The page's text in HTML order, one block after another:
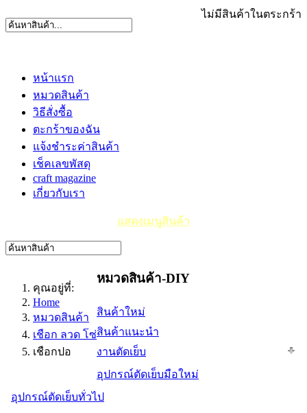
ไม่มีสินค้าในตระกร้า
หน้าแรก
หมวดสินค้า
วิธีสั่งซื้อ
ตะกร้าของฉัน
แจ้งชำระค่าสินค้า
เช็คเลขพัสดุ
craft magazine
เกี่ยวกับเรา
แสดงเมนูสินค้า
คุณอยู่ที่:
Home
หมวดสินค้า
เชือก ลวด โซ่
เชือกปอ
หมวดสินค้า-DIY
สินค้าใหม่
สินค้าแนะนำ
งานตัดเย็บ
อุปกรณ์ตัดเย็บมือใหม่
อุปกรณ์ตัดเย็บทั่วไป